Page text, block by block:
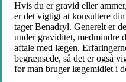
Hvis du er gravid eller
er det vigtigt at konsultere
tager Benadryl. Generelt er
under graviditet, medmindre
aftale med lægen.
begrænsede, så det er også
før man bruger lægemidlet i